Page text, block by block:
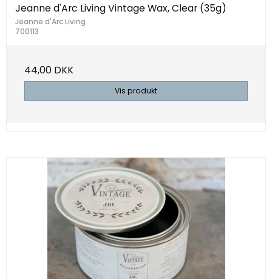
Jeanne d'Arc Living Vintage Wax, Clear (35g)
Jeanne d'Arc Living
700113
44,00 DKK
Vis produkt